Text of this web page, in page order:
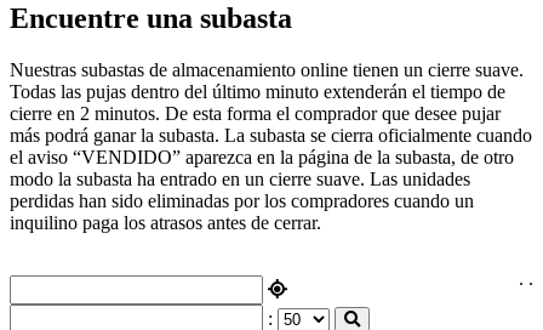
Encuentre una subasta
Nuestras subastas de almacenamiento online tienen un cierre suave.
Todas las pujas dentro del último minuto extenderán el tiempo de
cierre en 2 minutos. De esta forma el comprador que desee pujar
más podrá ganar la subasta. La subasta se cierra oficialmente cuando
el aviso “VENDIDO” aparezca en la página de la subasta, de otro
modo la subasta ha entrado en un cierre suave. Las unidades
perdidas han sido eliminadas por los compradores cuando un
inquilino paga los atrasos antes de cerrar.
. .
: